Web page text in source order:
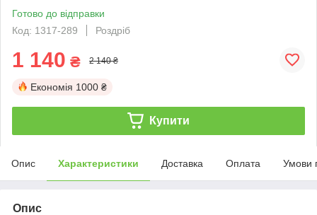
Готово до відправки
Код: 1317-289
Роздріб
1 140 ₴ 2 140 ₴
Економія 1000 ₴
Купити
Опис Характеристики Доставка Оплата Умови
Опис